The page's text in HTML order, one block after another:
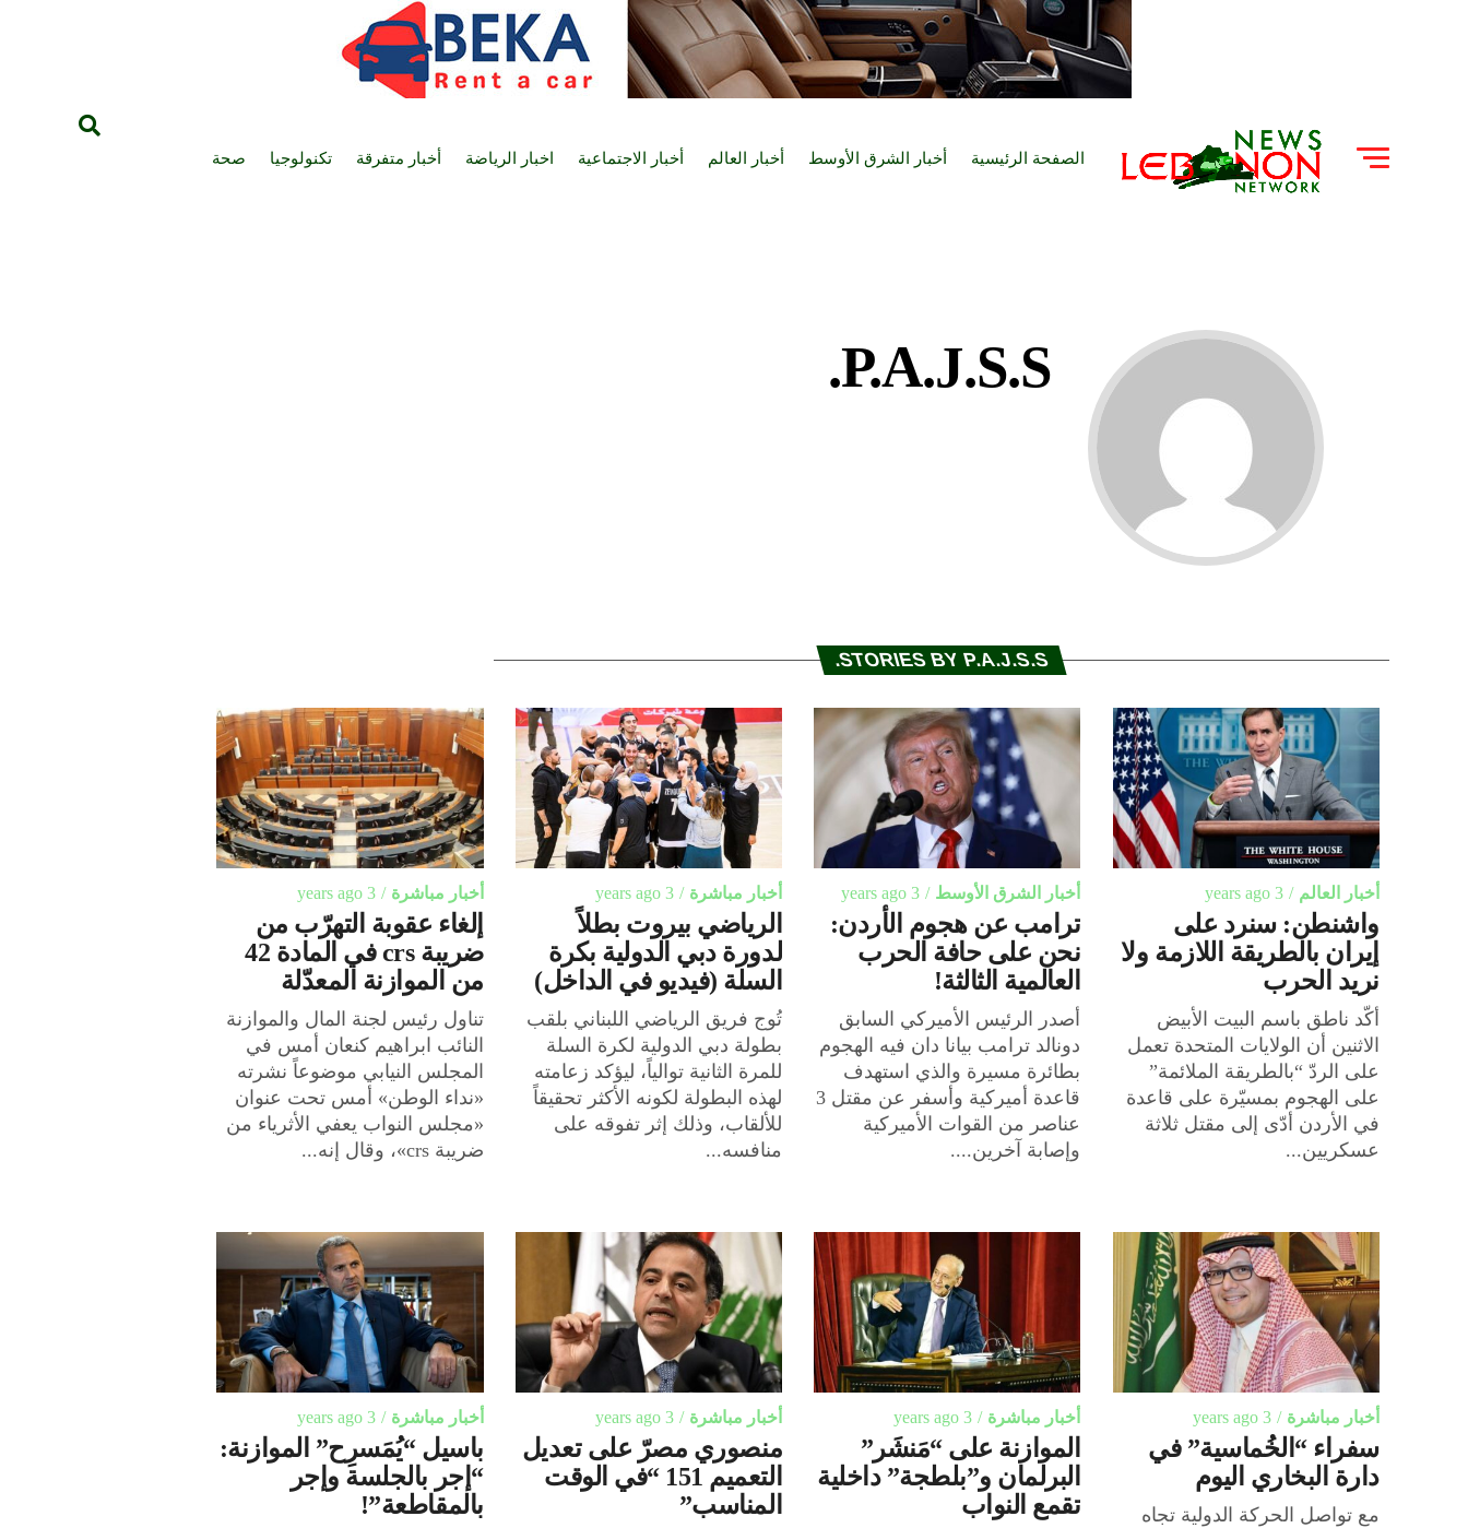
الصفحة الرئيسية أخبار الشرق الأوسط أخبار العالم أخبار الاجتماعية اخبار الرياضة أخبار متفرقة تكنولوجيا صحة
P.A.J.S.S.
STORIES BY P.A.J.S.S.
أخبار العالم 3 years ago
واشنطن: سنرد على
إيران بالطريقة اللازمة ولا
نريد الحرب
أكّد ناطق باسم البيت الأبيض
الاثنين أن الولايات المتحدة تعمل
على الردّ “بالطريقة الملائمة”
على الهجوم بمسيّرة على قاعدة
في الأردن أدّى إلى مقتل ثلاثة
عسكريين...
أخبار الشرق الأوسط 3 years ago
ترامب عن هجوم الأردن:
نحن على حافة الحرب
العالمية الثالثة!
أصدر الرئيس الأميركي السابق
دونالد ترامب بيانا دان فيه الهجوم
بطائرة مسيرة والذي استهدف
قاعدة أميركية وأسفر عن مقتل 3
عناصر من القوات الأميركية
وإصابة آخرين....
أخبار مباشرة 3 years ago
الرياضي بيروت بطلاً
لدورة دبي الدولية بكرة
السلة (فيديو في الداخل)
تُوج فريق الرياضي اللبناني بلقب
بطولة دبي الدولية لكرة السلة
للمرة الثانية توالياً، ليؤكد زعامته
لهذه البطولة لكونه الأكثر تحقيقاً
للألقاب، وذلك إثر تفوقه على
منافسه...
أخبار مباشرة 3 years ago
إلغاء عقوبة التهرّب من
ضريبة crs في المادة 42
من الموازنة المعدّلة
تناول رئيس لجنة المال والموازنة
النائب ابراهيم كنعان أمس في
المجلس النيابي موضوعاً نشرته
«نداء الوطن» أمس تحت عنوان
«مجلس النواب يعفي الأثرياء من
ضريبة crs»، وقال إنه...
أخبار مباشرة 3 years ago
سفراء “الخُماسية” في
دارة البخاري اليوم
مع تواصل الحركة الدولية تجاه
أخبار مباشرة 3 years ago
الموازنة على “مَنشَر”
البرلمان و”بلطجة” داخلية
تقمع النواب
أخبار مباشرة 3 years ago
منصوري مصرّ على تعديل
التعميم 151 “في الوقت
المناسب”
أخبار مباشرة 3 years ago
باسيل “يُمَسرِح” الموازنة:
“إجر بالجلسة وإجر
بالمقاطعة”!